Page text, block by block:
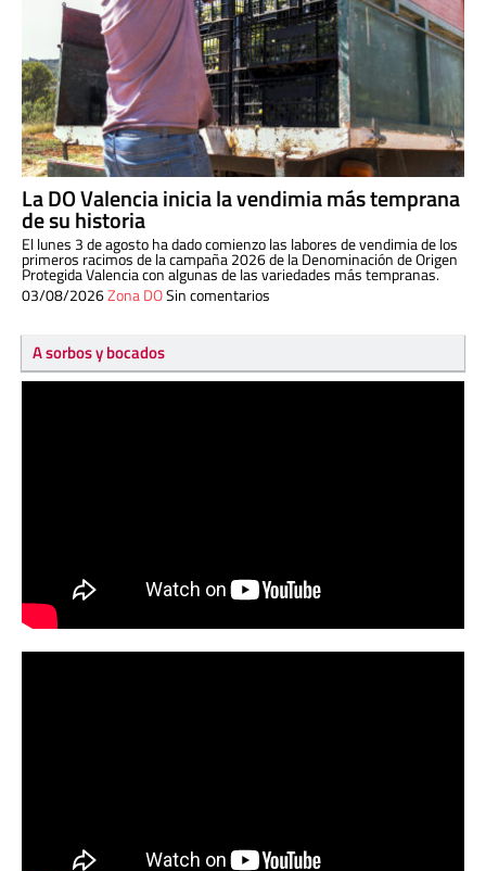
La DO Valencia inicia la vendimia más temprana
de su historia
El lunes 3 de agosto ha dado comienzo las labores de vendimia de los
primeros racimos de la campaña 2026 de la Denominación de Origen
Protegida Valencia con algunas de las variedades más tempranas.
03/08/2026Zona DOSin comentarios
A sorbos y bocados